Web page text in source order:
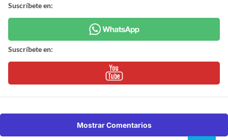
Suscríbete en:
Suscríbete en:
Mostrar Comentarios